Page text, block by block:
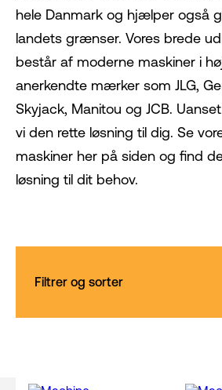
hele Danmark og hjælper også
landets grænser. Vores brede
består af moderne maskiner i
anerkendte mærker som JLG,
Skyjack, Manitou og JCB.
vi den rette løsning til dig. Se
maskiner her på siden og find
løsning til dit behov.
Filtrer og sorter